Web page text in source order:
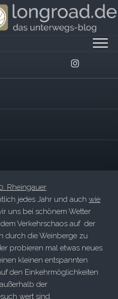
genießen
Rheingauer
jedes Jahr und auch wie
uns bei schönem Wetter
Verkehrschaos auf der
durch die Weinberge zu
probieren mal etwas neues
kleinen entspannten
den Einkehrmöglichkeiten
der
wert sind.